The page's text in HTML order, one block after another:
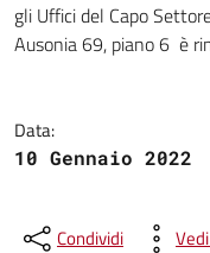
gli Uffici del Capo
Ausonia 69, piano 6 è
Data:
10 Gennaio 2022
Condividi